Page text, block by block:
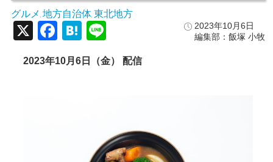
グルメ 地方自治体, 東北地方
2023年10月6日
編集部：飯塚 小牧
X Facebook
Hatena
2023年10月6日（金） 配信